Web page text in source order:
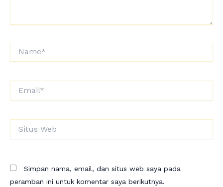
Web
Simpan nama, email, dan situs web saya pada
peramban ini untuk komentar saya berikutnya.